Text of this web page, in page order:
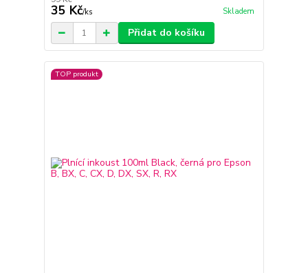
35 Kč/ks Skladem
Přidat do košíku
TOP produkt